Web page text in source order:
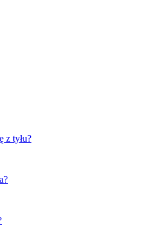
z tyłu?